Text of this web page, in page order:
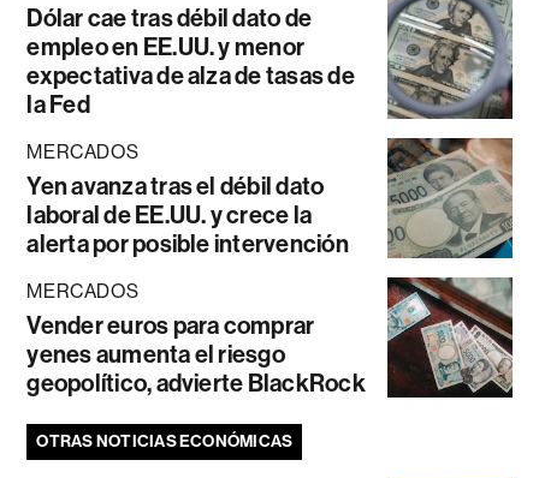
Dólar cae tras débil dato de
empleo en EE.UU. y menor
expectativa de alza de tasas de
la Fed
MERCADOS
Yen avanza tras el débil dato
laboral de EE.UU. y crece la
alerta por posible intervención
MERCADOS
Vender euros para comprar
yenes aumenta el riesgo
geopolítico, advierte BlackRock
OTRAS NOTICIAS ECONÓMICAS